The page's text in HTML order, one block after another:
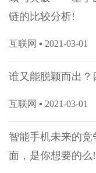
链的比较分析!
互联网 ▪ 2021-03-01
谁又能脱颖而出
互联网 ▪ 2021-03-01
智能手机未来的
面，是你想要的么!